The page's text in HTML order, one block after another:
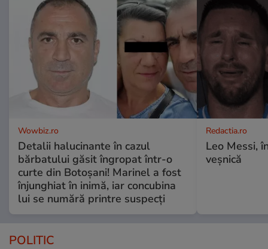
Wowbiz.ro
Detalii halucinante în cazul
bărbatului găsit îngropat într-o
curte din Botoșani! Marinel a fost
înjunghiat în inimă, iar concubina
lui se numără printre suspecți
Redactia.ro
Leo Messi,
veșnică
POLITIC